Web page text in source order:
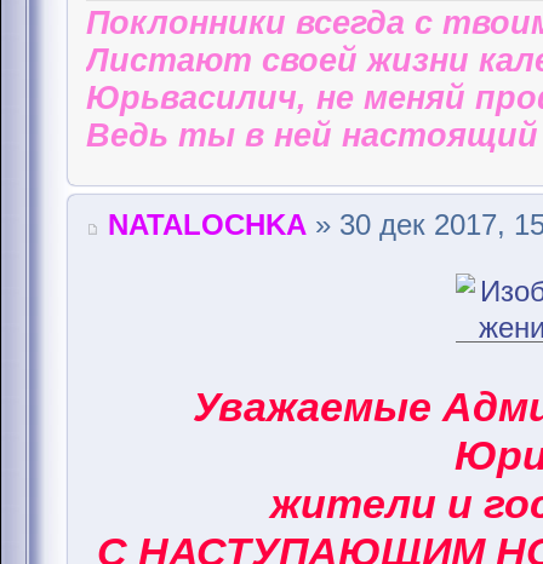
Поклонники всегда с
Листают своей жизни
Юрьвасилич, не меняй
Ведь ты в ней настоящий
NATALOCHKA » 30 дек 2017,
Уважаемые
жители и
С НАСТУПАЮЩИМ